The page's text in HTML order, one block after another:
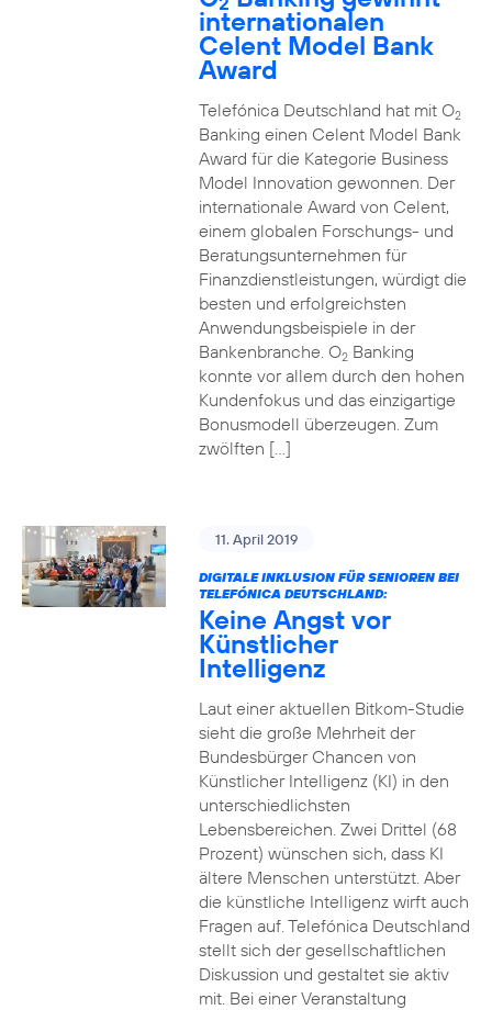
internationalen
Celent Model Bank
Award
Telefónica Deutschland hat mit O2
Banking einen Celent Model Bank
Award für die Kategorie Business
Model Innovation gewonnen. Der
internationale Award von Celent,
einem globalen Forschungs- und
Beratungsunternehmen für
Finanzdienstleistungen, würdigt die
besten und erfolgreichsten
Anwendungsbeispiele in der
Bankenbranche. O2Banking
konnte vor allem durch den hohen
Kundenfokus und das einzigartige
Bonusmodell überzeugen. Zum
zwölften […]
11. April 2019
DIGITALE INKLUSION FÜR SENIOREN BEI
TELEFÓNICA DEUTSCHLAND:
Keine Angst vor
Künstlicher
Intelligenz
Laut einer aktuellen Bitkom-Studie
sieht die große Mehrheit der
Bundesbürger Chancen von
Künstlicher Intelligenz (KI) in den
unterschiedlichsten
Lebensbereichen. Zwei Drittel (68
Prozent) wünschen sich, dass KI
ältere Menschen unterstützt. Aber
die künstliche Intelligenz wirft auch
Fragen auf. Telefónica Deutschland
stellt sich der gesellschaftlichen
Diskussion und gestaltet sie aktiv
mit. Bei einer Veranstaltung